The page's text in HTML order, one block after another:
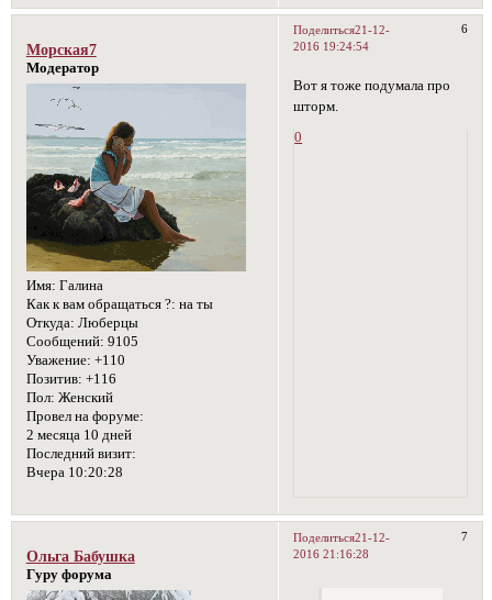
Поделиться 6
21-12-
2016 19:24:54
Морская7
Модератор
Имя: Галина
Как к вам обращаться ?: на ты
Откуда: Люберцы
Сообщений: 9105
Уважение: +110
Позитив: +116
Пол: Женский
Провел на форуме:
2 месяца 10 дней
Последний визит:
Вчера 10:20:28
Вот я тоже подумала про
шторм.
0
Поделиться 7
21-12-
2016 21:16:28
Ольга Бабушка
Гуру форума